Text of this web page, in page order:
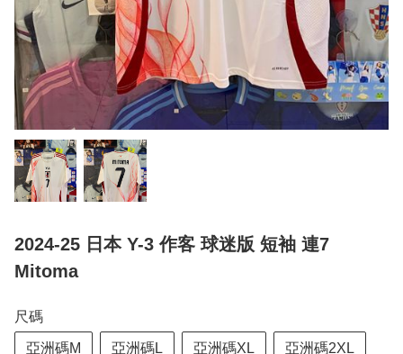
2024-25 日本 Y-3 作客 球迷版 短袖 連7
Mitoma
尺碼
亞洲碼M 亞洲碼L 亞洲碼XL 亞洲碼2XL